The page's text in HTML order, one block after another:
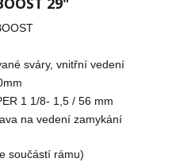
sváry, vnitřní vedení
1 1/8- 1,5 / 56 mm
na vedení zamykání
součástí rámu)